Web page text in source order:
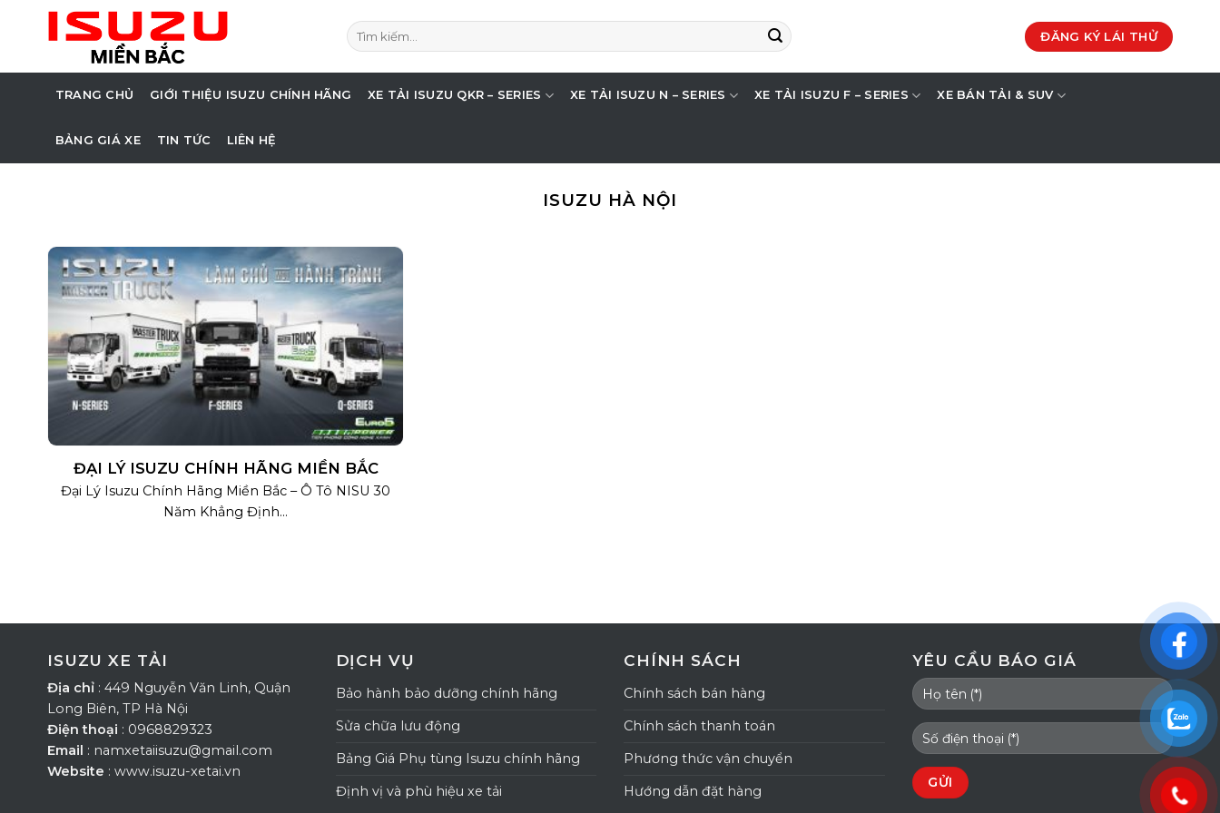
Tìm
kiếm:
ĐĂNG KÝ LÁI THỬ
TRANG CHỦ GIỚI THIỆU ISUZU CHÍNH HÃNG XE TẢI ISUZU QKR – SERIES XE TẢI ISUZU N – SERIES XE TẢI ISUZU F – SERIES XE BÁN TẢI & SUV
BẢNG GIÁ XE TIN TỨC LIÊN HỆ
ISUZU HÀ NỘI
ĐẠI LÝ ISUZU CHÍNH HÃNG MIỀN BẮC
Đại Lý Isuzu Chính Hãng Miền Bắc – Ô Tô NISU 30
Năm Khẳng Định...
ISUZU XE TẢI
Địa chỉ : 449 Nguyễn Văn Linh, Quận
Long Biên, TP Hà Nội
Điện thoại : 0968829323
Email : namxetaiisuzu@gmail.com
Website : www.isuzu-xetai.vn
DỊCH VỤ
Bảo hành bảo dưỡng chính hãng
Sửa chữa lưu động
Bảng Giá Phụ tùng Isuzu chính hãng
Định vị và phù hiệu xe tải
CHÍNH SÁCH
Chính sách bán hàng
Chính sách thanh toán
Phương thức vận chuyển
Hướng dẫn đặt hàng
YÊU CẦU BÁO GIÁ